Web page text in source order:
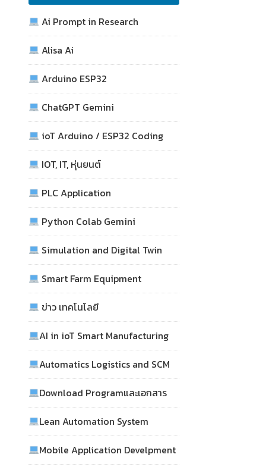
Ai Prompt in Research
Alisa Ai
Arduino ESP32
ChatGPT Gemini
ioT Arduino / ESP32 Coding
IOT, IT, หุ่นยนต์
PLC Application
Python Colab Gemini
Simulation and Digital Twin
Smart Farm Equipment
ข่าว เทคโนโลยี
AI in ioT Smart Manufacturing
Automatics Logistics and SCM
Download Programและเอกสาร
Lean Automation System
Mobile Application Develpment